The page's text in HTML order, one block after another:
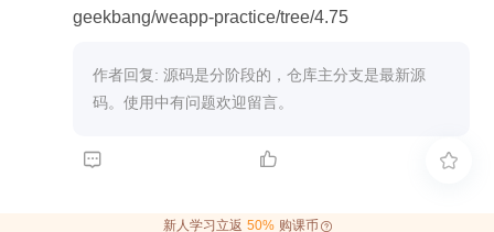
geekbang/weapp-practice/tree/4.75
作者回复: 源码是分阶段的，仓库主分支是最新源
码。使用中有问题欢迎留言。
 
新人学习立返 50% 购课币
